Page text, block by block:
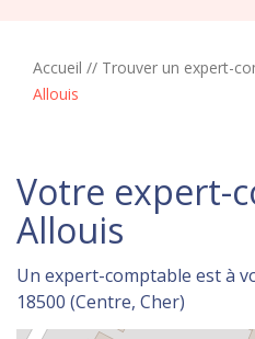
Accueil // Trouver un expert-
Allouis
Votre expert-
Allouis
Un expert-comptable est à
18500 (Centre, Cher)